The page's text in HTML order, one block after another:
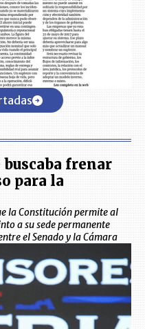
frenar
para la
la Constitución permite al
a su sede permanente
el Senado y la Cámara